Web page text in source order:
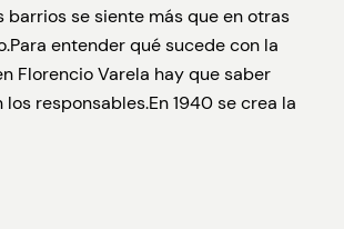
barrios se siente más que en otras
entender qué sucede con la
Florencio Varela hay que saber
responsables.En 1940 se crea la